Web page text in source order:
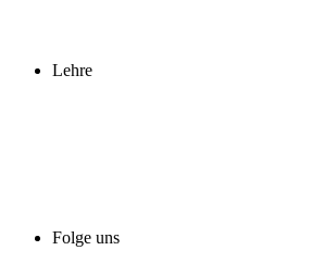
Lehre
Folge uns